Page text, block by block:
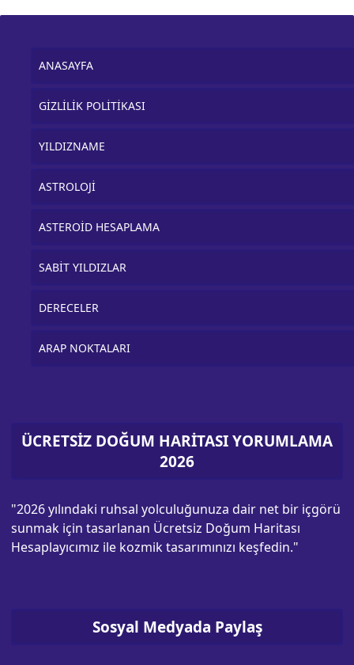
ANASAYFA
GİZLİLİK POLİTİKASI
YILDIZNAME
ASTROLOJİ
ASTEROİD HESAPLAMA
SABİT YILDIZLAR
DERECELER
ARAP NOKTALARI
ÜCRETSİZ DOĞUM HARİTASI YORUMLAMA
2026
"2026 yılındaki ruhsal yolculuğunuza dair net bir içgörü
sunmak için tasarlanan Ücretsiz Doğum Haritası
Hesaplayıcımız ile kozmik tasarımınızı keşfedin."
Sosyal Medyada Paylaş